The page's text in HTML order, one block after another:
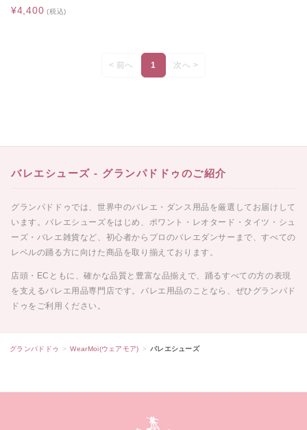
¥4,400 (税込)
< 前へ 1 次へ >
バレエシューズ - グランパドドゥのご紹介
グランパドドゥでは、世界中のバレエ・ダンス用品を厳選してお届けして
います。バレエシューズをはじめ、ポワント・レオタード・タイツ・シュ
ーズ・バレエ雑貨など、初心者からプロのバレエダンサーまで、すべての
レベルの踊る方に向けた商品を取り揃えております。
店頭・ECともに、確かな品質と豊富な品揃えで、踊るすべての方の表現
を支えるバレエ用品専門店です。バレエ用品のことなら、ぜひグランパド
ドゥをご利用ください。
グランパドドゥ WearMoi(ウェアモア) バレエシューズ